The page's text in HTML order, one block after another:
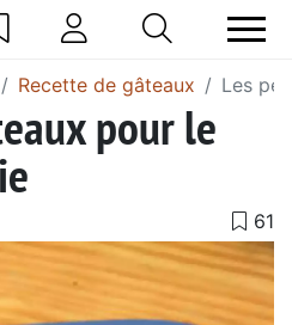
Recette de gâteaux Les
pour le